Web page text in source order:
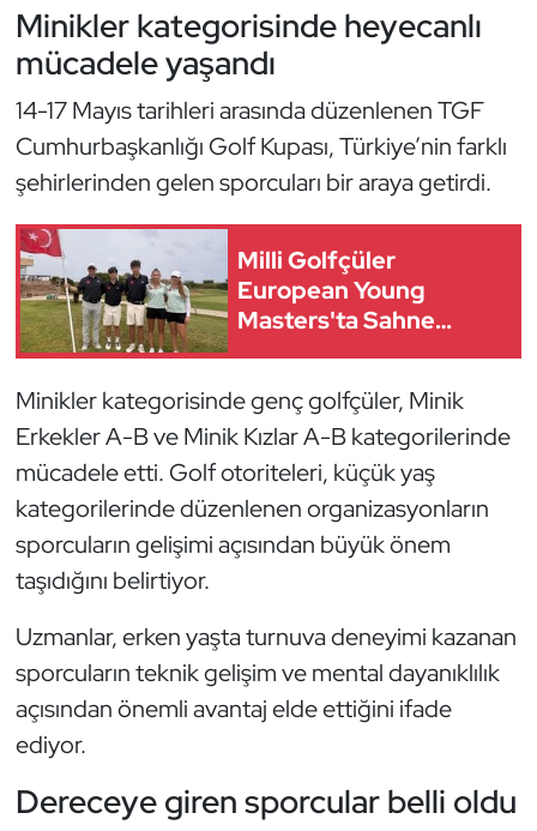
Minikler kategorisinde heyecanlı
mücadele yaşandı
14-17 Mayıs tarihleri arasında düzenlenen TGF
Cumhurbaşkanlığı Golf Kupası, Türkiye’nin farklı
şehirlerinden gelen sporcuları bir araya getirdi.
Milli Golfçüler
European Young
Masters'ta Sahne
Minikler kategorisinde genç golfçüler, Minik
Erkekler A-B ve Minik Kızlar A-B kategorilerinde
mücadele etti. Golf otoriteleri, küçük yaş
kategorilerinde düzenlenen organizasyonların
sporcuların gelişimi açısından büyük önem
taşıdığını belirtiyor.
Uzmanlar, erken yaşta turnuva deneyimi kazanan
sporcuların teknik gelişim ve mental dayanıklılık
açısından önemli avantaj elde ettiğini ifade
ediyor.
Dereceye giren sporcular belli oldu
Genel
Golf
Güreş
Halter
Hava Sporları
Hentbol
Judo ve Kuraş
Kano ve Rafting
Karate
Kayak
Kempo
Kick Boks
Kürek